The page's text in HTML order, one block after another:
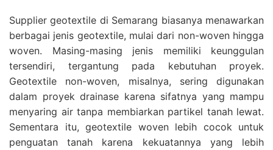
Supplier geotextile di Semarang biasanya menawarkan
berbagai jenis geotextile, mulai dari non-woven hingga
woven. Masing-masing jenis memiliki keunggulan
tersendiri, tergantung pada kebutuhan proyek.
Geotextile non-woven, misalnya, sering digunakan
dalam proyek drainase karena sifatnya yang mampu
menyaring air tanpa membiarkan partikel tanah lewat.
Sementara itu, geotextile woven lebih cocok untuk
penguatan tanah karena kekuatannya yang lebih